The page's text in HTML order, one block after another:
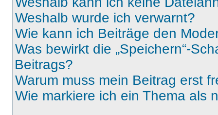
Weshalb wurde ich verwarnt?
Wie kann ich Beiträge den
Was bewirkt die „Speichern“-
Beitrags?
Warum muss mein Beitrag erst
Wie markiere ich ein Thema als